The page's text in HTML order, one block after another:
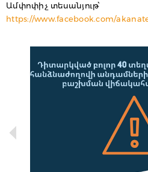
Ամփոփիչ տեսանյութ՝
https://www.facebook.com/